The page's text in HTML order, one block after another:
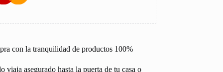
con la tranquilidad de productos 100%
asegurado hasta la puerta de tu casa o